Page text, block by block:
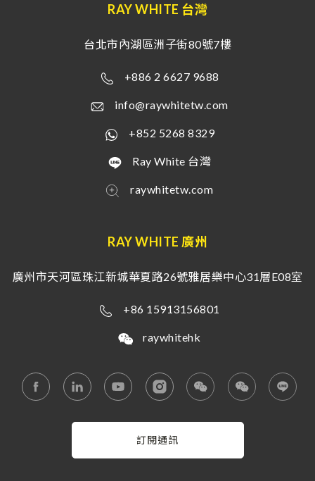
RAY WHITE 台灣
台北市內湖區洲子街80號7樓
+886 2 6627 9688
info@raywhitetw.com
+852 5268 8329
Ray White 台灣
raywhitetw.com
RAY WHITE 廣州
廣州市天河區珠江新城華夏路26號雅居樂中心31層E08室
+86 15913156801
raywhitehk
訂閱通訊